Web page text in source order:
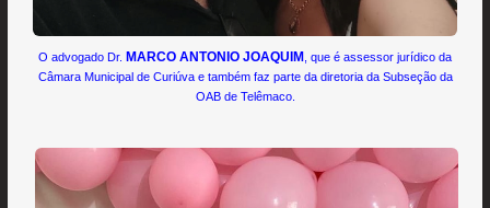
O advogado Dr. MARCO ANTONIO JOAQUIM , que é assessor jurídico da
Câmara Municipal de Curiúva e também faz parte da diretoria da Subseção da
OAB de Telêmaco.